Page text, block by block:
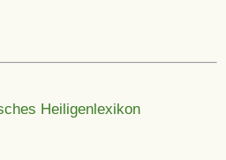
Heiligenlexikon